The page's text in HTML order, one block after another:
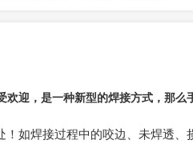
欢迎，是一种新型的焊接方式，那么
！如焊接过程中的咬边、未焊透、